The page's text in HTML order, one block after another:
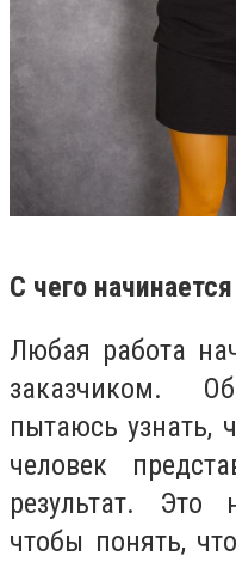
С чего
Любая работа
заказчиком.
пытаюсь узнать,
человек
результат. Это
чтобы понять,